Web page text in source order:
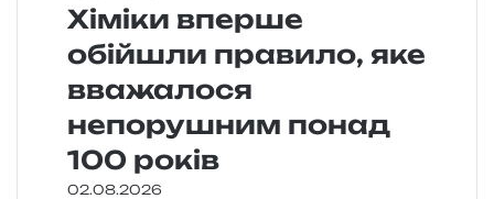
Хіміки вперше
обійшли правило, яке
вважалося
непорушним понад
100 років
02.08.2026